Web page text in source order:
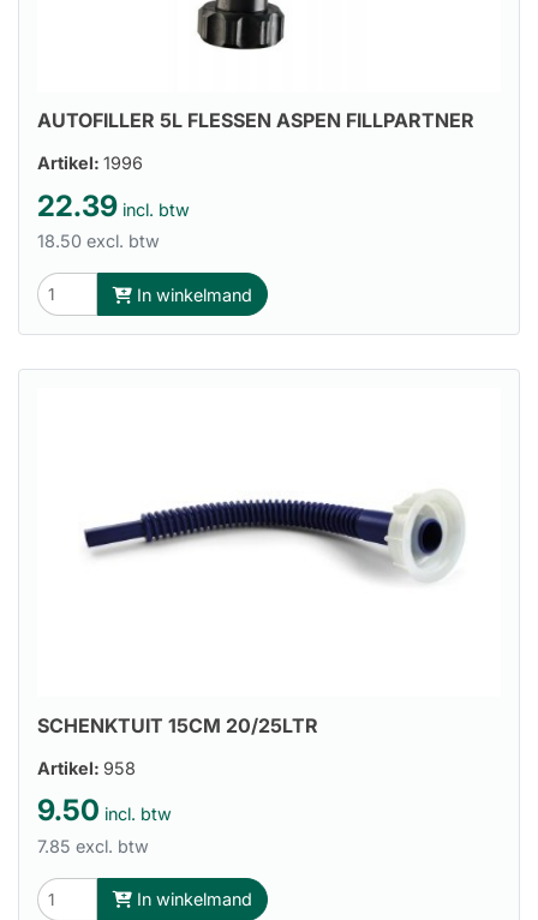
AUTOFILLER 5L FLESSEN ASPEN FILLPARTNER
Artikel: 1996
22.39 incl. btw
18.50 excl. btw
In winkelmand
SCHENKTUIT 15CM 20/25LTR
Artikel: 958
9.50 incl. btw
7.85 excl. btw
In winkelmand